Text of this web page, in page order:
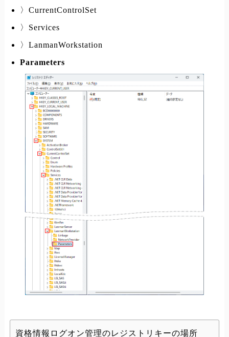
〉CurrentControlSet
〉Services
〉LanmanWorkstation
Parameters
資格情報ログオン管理のレジストリキーの場所